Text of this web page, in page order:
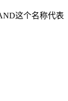
这个名称代表